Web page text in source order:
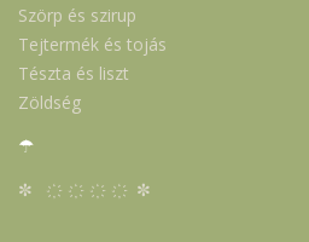
Szörp és szirup
Tejtermék és tojás
Tészta és liszt
Zöldség
☂
✼ ҉ ҉ ҉ ҉ ✼